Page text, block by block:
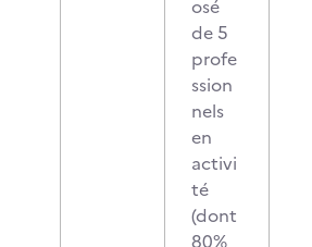
osé
de 5
profe
ssion
nels
en
activi
té
(dont
80%